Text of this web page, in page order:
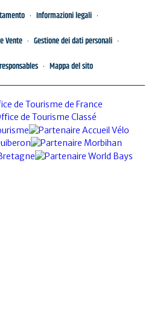
Informazioni legali
Vente
Gestione dei dati personali
Mappa del sito